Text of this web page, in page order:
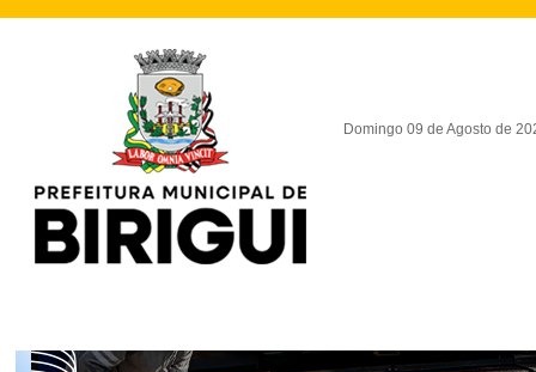
Domingo 09 de Agosto de